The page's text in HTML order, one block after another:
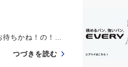
ちかね！の！…
つづきを読む